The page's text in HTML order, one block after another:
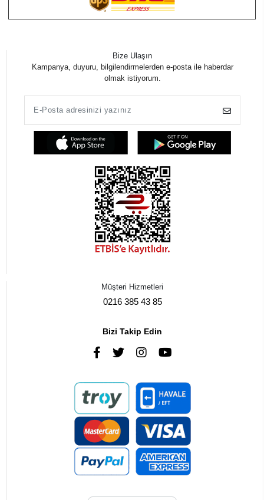
Bize Ulaşın
Kampanya, duyuru, bilgilendirmelerden e-posta ile haberdar
olmak istiyorum.
Müşteri Hizmetleri
0216 385 43 85
Bizi Takip Edin